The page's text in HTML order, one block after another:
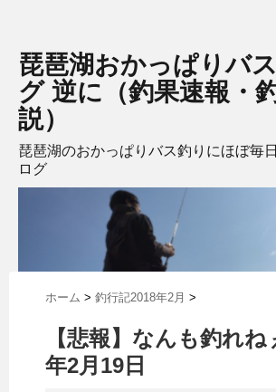
琵琶湖おかっぱりバ
グ 逆に（釣果速報・
説）
琵琶湖のおかっぱりバス釣りにほぼ毎
ログ
ホーム > 釣行記2018年2月 >
【悲報】なんも釣れね
年2月19日